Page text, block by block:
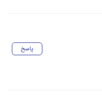
پاسخ